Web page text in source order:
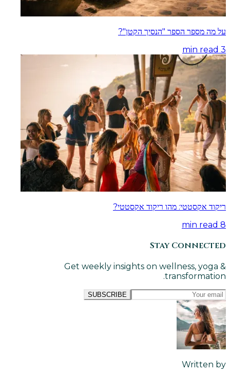
על מה מספר הספר "הנסיך הקטן"?
3
ריקוד אקסטטי: מהו ריקוד אקסטטי?
8
Stay Connected
Get weekly insights on wellness, yoga &
transformation.
SUBSCRIBE
Written by